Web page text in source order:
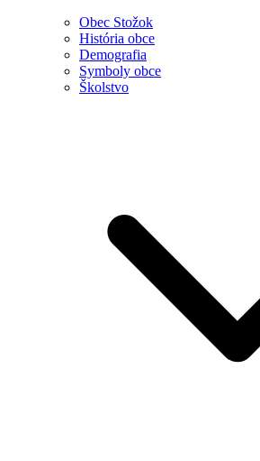
Obec Stožok
História obce
Demografia
Symboly obce
Školstvo